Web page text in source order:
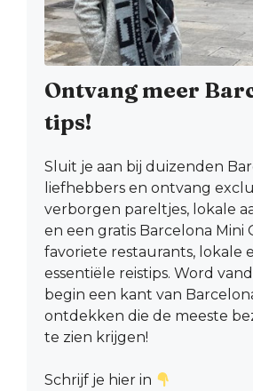
Ontvang meer
tips!
Sluit je aan bij duizenden
liefhebbers en ontvang
verborgen pareltjes, lokale
en een gratis Barcelona Mini
favoriete restaurants, lokale
essentiële reistips. Word
begin een kant van
ontdekken die de meeste
te zien krijgen!
Schrijf je hier in